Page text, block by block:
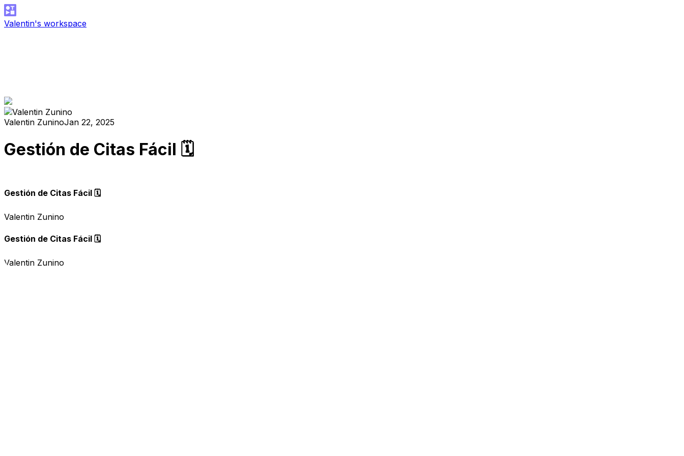
Valentin's workspace
Valentin ZuninoJan 22, 2025
Gestión de Citas Fácil 🗓️
Gestión de Citas Fácil 🗓️
Valentin Zunino
Gestión de Citas Fácil 🗓️
Valentin Zunino